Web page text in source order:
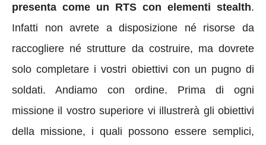
presenta come un RTS con elementi stealth.
Infatti non avrete a disposizione né risorse da
raccogliere né strutture da costruire, ma dovrete
solo completare i vostri obiettivi con un pugno di
soldati. Andiamo con ordine. Prima di ogni
missione il vostro superiore vi illustrerà gli obiettivi
della missione, i quali possono essere semplici,